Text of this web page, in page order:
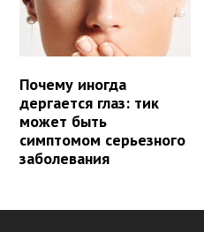
Почему иногда
дергается глаз: тик
может быть
симптомом серьезного
заболевания